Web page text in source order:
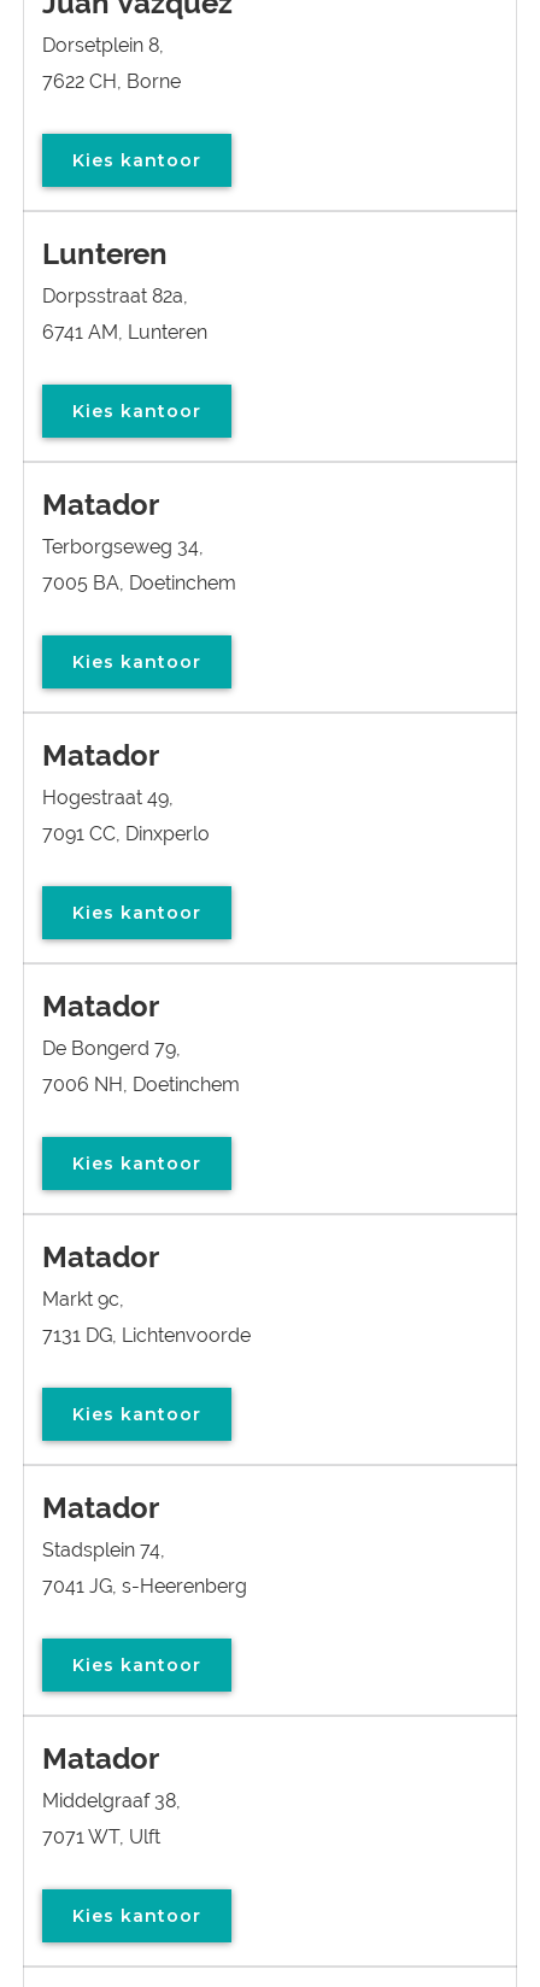
Dorsetplein 8,
7622 CH, Borne
Kies kantoor
Lunteren
Dorpsstraat 82a,
6741 AM, Lunteren
Kies kantoor
Matador
Terborgseweg 34,
7005 BA, Doetinchem
Kies kantoor
Matador
Hogestraat 49,
7091 CC, Dinxperlo
Kies kantoor
Matador
De Bongerd 79,
7006 NH, Doetinchem
Kies kantoor
Matador
Markt 9c,
7131 DG, Lichtenvoorde
Kies kantoor
Matador
Stadsplein 74,
7041 JG, s-Heerenberg
Kies kantoor
Matador
Middelgraaf 38,
7071 WT, Ulft
Kies kantoor